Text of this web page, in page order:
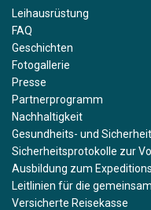
Leihausrüstung
FAQ
Geschichten
Fotogallerie
Presse
Partnerprogramm
Nachhaltigkeit
Gesundheits- und
Sicherheitsprotokolle zur
Ausbildung zum
Leitlinien für die
Versicherte Reisekasse